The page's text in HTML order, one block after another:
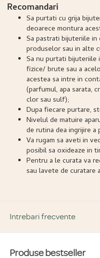
Recomandari
Sa purtati cu grija
deoarece montura
Sa pastrati bijuteriile
produselor sau in alte
Sa nu purtati
fizice/ brute sau a
acestea sa intre in
(parfumul, apa sarata,
clor sau sulf);
Dupa fiecare purtare,
Nivelul de matuire
de rutina dea ingrijire a
Va rugam sa aveti in
posibil sa oxideaze in
Pentru a le curata va
sau lavete de curatare
Intrebari frecvente
DESPRE PRODUS ȘI MATERIALE
Produse bestseller